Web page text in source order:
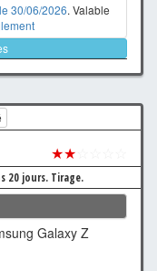
le 30/06/2026. Valable
★★
20 jours. Tirage.
Galaxy Z